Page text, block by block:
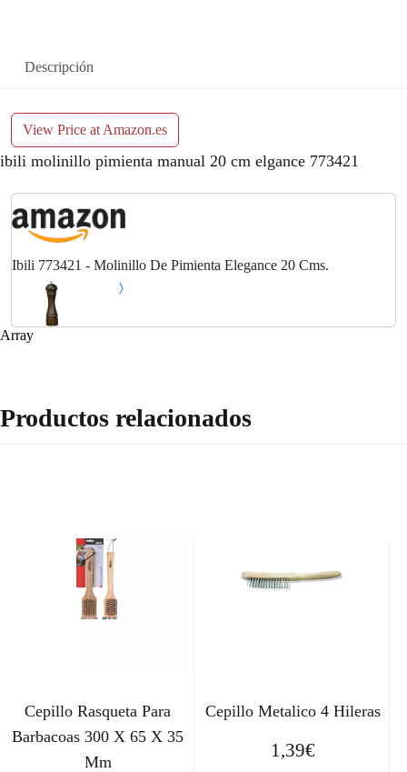
Descripción
View Price at Amazon.es
ibili molinillo pimienta manual 20 cm elgance 773421
Ibili 773421 - Molinillo De Pimienta Elegance 20 Cms.
Array
Productos relacionados
Cepillo Rasqueta Para
Barbacoas 300 X 65 X 35
Mm
Cepillo Metalico 4 Hileras
1,39€